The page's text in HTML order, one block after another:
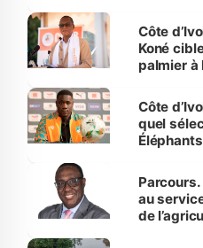
Côte
Koné
palmier à
Côte
quel
au
de